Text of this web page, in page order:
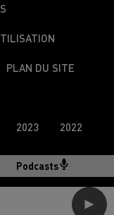
Podcasts
PLAN DU SITE
2023 2022